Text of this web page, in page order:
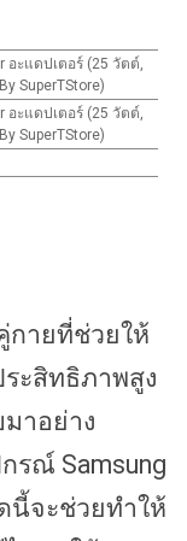
อะแดปเตอร์ (25 วัตต์,
SuperTStore)
อะแดปเตอร์ (25 วัตต์,
SuperTStore)
กายที่ช่วยให้
ะสิทธิภาพสูง
าอย่าง
รณ์ Samsung
นี้จะช่วยทำให้